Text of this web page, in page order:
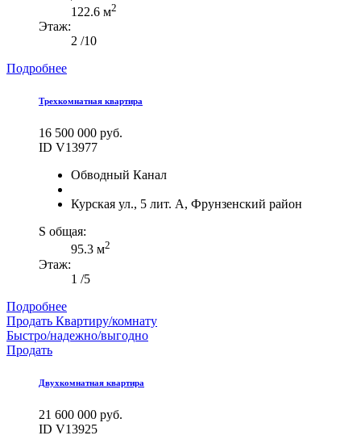
122.6 м2
Этаж:
2 /10
Подробнее
Трехкомнатная квартира
16 500 000 руб.
ID V13977
Обводный Канал
Курская ул., 5 лит. А, Фрунзенский район
S общая:
95.3 м2
Этаж:
1 /5
Подробнее
Продать Квартиру/комнату
Быстро/надежно/выгодно
Продать
Двухкомнатная квартира
21 600 000 руб.
ID V13925